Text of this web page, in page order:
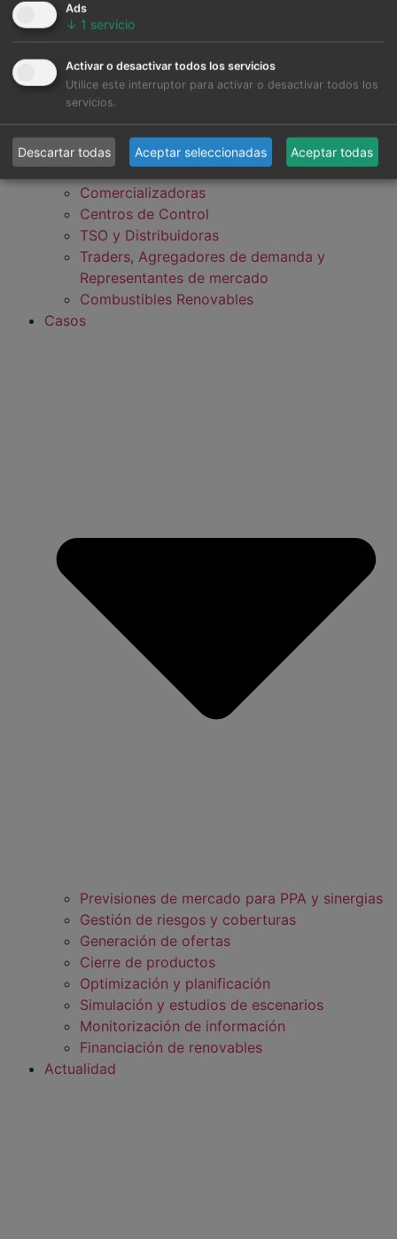
Desarrolladores, Fondos de Inversión y
Bancos
Industria, Grandes Consumidores y Data
Centers
Generadores (Utilities e IPP)
Comercializadoras
Centros de Control
TSO y Distribuidoras
Traders, Agregadores de demanda y
Representantes de mercado
Combustibles Renovables
Casos
Previsiones de mercado para PPA y sinergias
Gestión de riesgos y coberturas
Generación de ofertas
Cierre de productos
Optimización y planificación
Simulación y estudios de escenarios
Monitorización de información
Financiación de renovables
Actualidad
Ads
↓ 1 servicio
Activar o desactivar todos los servicios
Utilice este interruptor para activar o desactivar todos los
servicios.
Descartar todas Aceptar seleccionadas Aceptar todas